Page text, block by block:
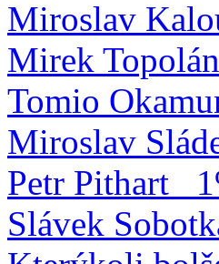
Miroslav
Mirek
Tomio
Miroslav
Petr Pithart
Slávek